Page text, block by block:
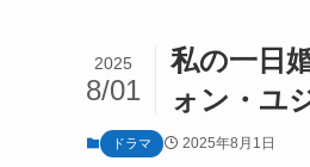
私の一日
ォン・ユ
2025
8/01
ドラマ 2025年8月1日